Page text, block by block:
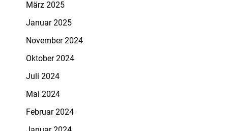
März 2025
Januar 2025
November 2024
Oktober 2024
Juli 2024
Mai 2024
Februar 2024